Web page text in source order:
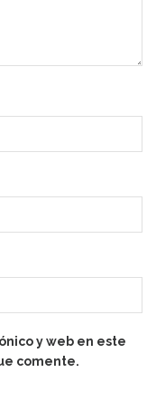
y web en este
comente.